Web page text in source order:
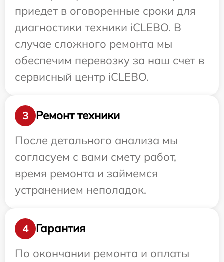
приедет в оговоренные сроки для
диагностики техники iCLEBO. В
случае сложного ремонта мы
обеспечим перевозку за наш счет в
сервисный центр iCLEBO.
3
Ремонт техники
После детального анализа мы
согласуем с вами смету работ,
время ремонта и займемся
устранением неполадок.
4
Гарантия
По окончании ремонта и оплаты